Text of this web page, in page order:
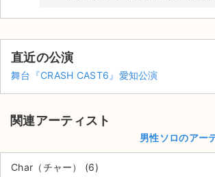
ご利用ガイド
AIに質問する
直近の公演
舞台『CRASH CAST6』愛知公演
関連アーティスト
男性ソロのアー
Char（チャー） (6)